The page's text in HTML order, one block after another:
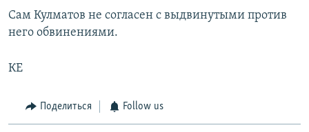
Сам Кулматов не согласен с выдвинутыми против
него обвинениями.
КЕ
Поделиться Follow us